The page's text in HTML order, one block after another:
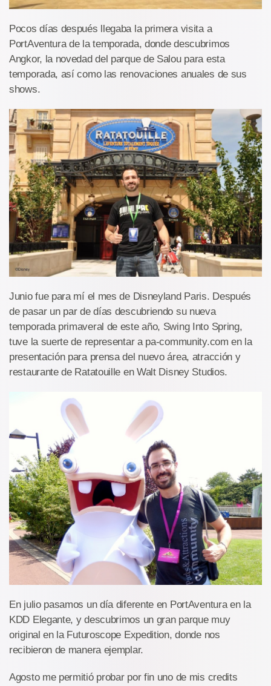
Pocos días después llegaba la primera visita a
PortAventura de la temporada, donde descubrimos
Angkor, la novedad del parque de Salou para esta
temporada, así como las renovaciones anuales de sus
shows.
Junio fue para mí el mes de Disneyland Paris. Después
de pasar un par de días descubriendo su nueva
temporada primaveral de este año, Swing Into Spring,
tuve la suerte de representar a pa-community.com en la
presentación para prensa del nuevo área, atracción y
restaurante de Ratatouille en Walt Disney Studios.
En julio pasamos un día diferente en PortAventura en la
KDD Elegante, y descubrimos un gran parque muy
original en la Futuroscope Expedition, donde nos
recibieron de manera ejemplar.
Agosto me permitió probar por fin uno de mis credits